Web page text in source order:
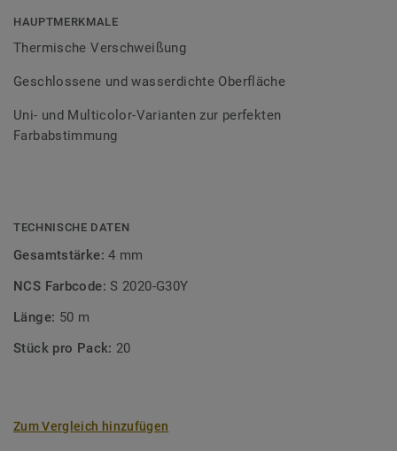
Bodenbelagssortiment abgestimmt. Durch die Verwendung
von Kontrastfarben lassen sich auch besondere
HAUPTMERKMALE
Thermische Verschweißung
Geschlossene und wasserdichte Oberfläche
Uni- und Multicolor-Varianten zur perfekten
Farbabstimmung
TECHNISCHE DATEN
Gesamtstärke:4 mm
NCS Farbcode:S 2020-G30Y
Länge: 50 m
Stück pro Pack: 20
Zum Vergleich hinzufügen